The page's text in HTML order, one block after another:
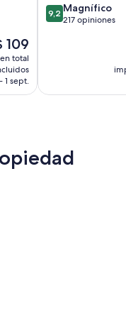
109
total
1 sept.
9.2
de
9,2 Magnífico
217 opiniones